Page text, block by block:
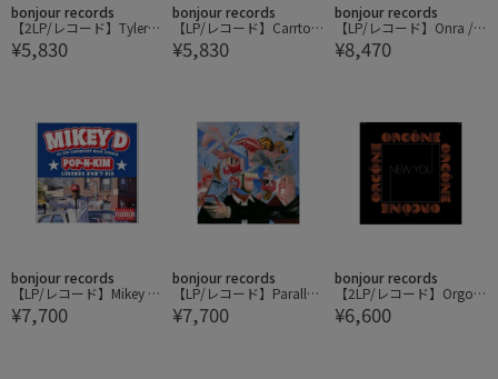
bonjour records
【2LP/レコード】Tyler, T
he Creator / Goblin
¥5,830
bonjour records
【LP/レコード】Carrtoo
ns / Space Cadet(Sunbu
rst Splash Vinyl)
¥5,830
bonjour records
【LP/レコード】Onra / A
fter Dark
¥8,470
bonjour records
【LP/レコード】Mikey D
/ POP-N-KIM (Legends D
ont Die) (Red Vinyl)
¥7,700
bonjour records
【LP/レコード】Parallel
Thought / The Third Alle
gory
¥7,700
bonjour records
【2LP/レコード】Orgon
e / New You (Natural w/
Black Swirl Vinyl)
¥6,600